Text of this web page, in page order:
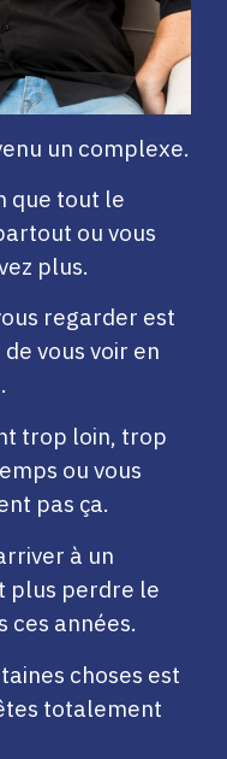
un complexe.
que tout le
ou vous
plus.
regarder est
vous voir en
trop loin, trop
ou vous
pas ça.
à un
plus perdre le
ces années.​
choses est
totalement